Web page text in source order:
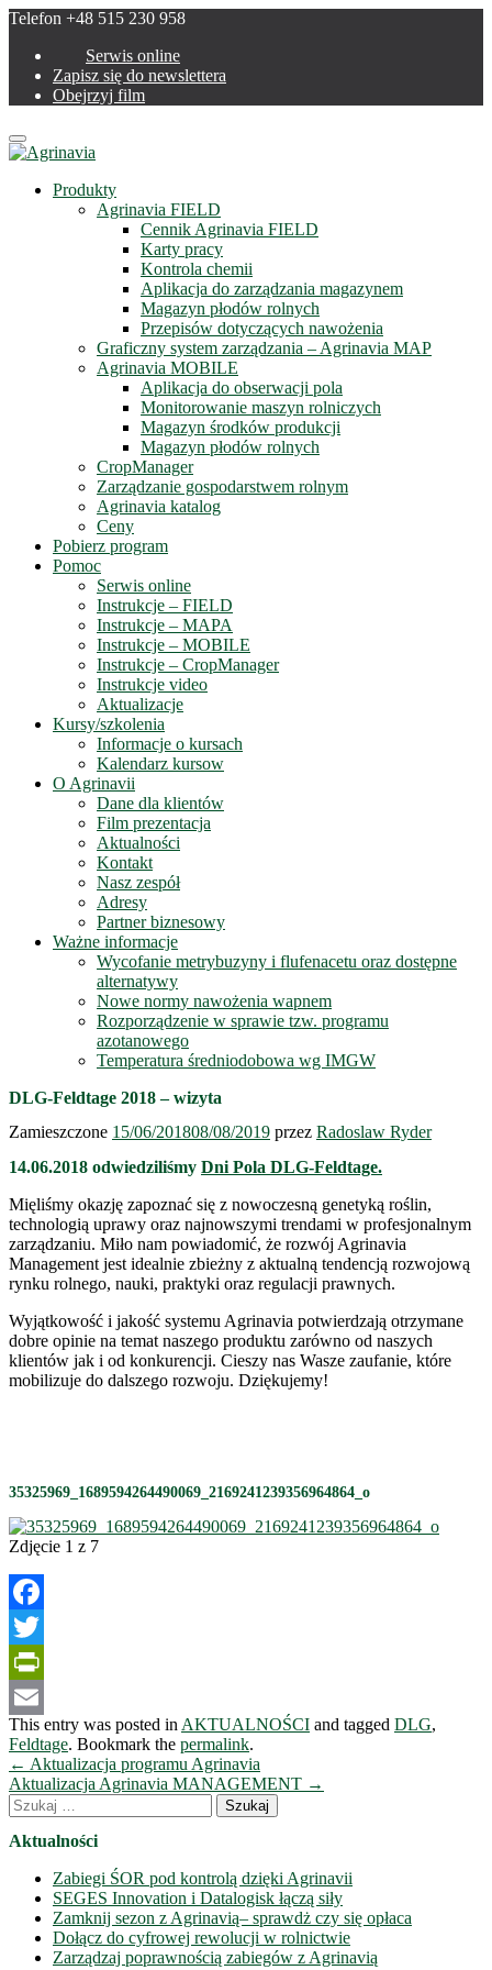
Telefon +48 515 230 958
Serwis online
Zapisz się do newslettera
Obejrzyj film
Menu
Produkty
Agrinavia FIELD
Cennik Agrinavia FIELD
Karty pracy
Kontrola chemii
Aplikacja do zarządzania magazynem
Magazyn płodów rolnych
Przepisów dotyczących nawożenia
Graficzny system zarządzania – Agrinavia MAP
Agrinavia MOBILE
Aplikacja do obserwacji pola
Monitorowanie maszyn rolniczych
Magazyn środków produkcji
Magazyn płodów rolnych
CropManager
Zarządzanie gospodarstwem rolnym
Agrinavia katalog
Ceny
Pobierz program
Pomoc
Serwis online
Instrukcje – FIELD
Instrukcje – MAPA
Instrukcje – MOBILE
Instrukcje – CropManager
Instrukcje video
Aktualizacje
Kursy/szkolenia
Informacje o kursach
Kalendarz kursow
O Agrinavii
Dane dla klientów
Film prezentacja
Aktualności
Kontakt
Nasz zespół
Adresy
Partner biznesowy
Ważne informacje
Wycofanie metrybuzyny i flufenacetu oraz dostępne
alternatywy
Nowe normy nawożenia wapnem
Rozporządzenie w sprawie tzw. programu
azotanowego
Temperatura średniodobowa wg IMGW
DLG-Feldtage 2018 – wizyta
Zamieszczone 15/06/201808/08/2019 przez Radoslaw Ryder
14.06.2018 odwiedziliśmy Dni Pola DLG-Feldtage.
Mięliśmy okazję zapoznać się z nowoczesną genetyką roślin,
technologią uprawy oraz najnowszymi trendami w profesjonalnym
zarządzaniu. Miło nam powiadomić, że rozwój Agrinavia
Management jest idealnie zbieżny z aktualną tendencją rozwojową
rynku rolnego, nauki, praktyki oraz regulacji prawnych.
Wyjątkowość i jakość systemu Agrinavia potwierdzają otrzymane
dobre opinie na temat naszego produktu zarówno od naszych
klientów jak i od konkurencji. Cieszy nas Wasze zaufanie, które
mobilizuje do dalszego rozwoju. Dziękujemy!
35325969_1689594264490069_2169241239356964864_o
Zdjęcie 1 z 7
Facebook
Twitter
PrintFriendly
Email
This entry was posted in AKTUALNOŚCI and tagged DLG,
Feldtage. Bookmark the permalink.
Nawigacja
wpisów
← Aktualizacja programu Agrinavia
Aktualizacja Agrinavia MANAGEMENT →
Szukaj:
Aktualności
Zabiegi ŚOR pod kontrolą dzięki Agrinavii
SEGES Innovation i Datalogisk łączą siły
Zamknij sezon z Agrinavią– sprawdż czy się opłaca
Dołącz do cyfrowej rewolucji w rolnictwie
Zarządzaj poprawnością zabiegów z Agrinavią